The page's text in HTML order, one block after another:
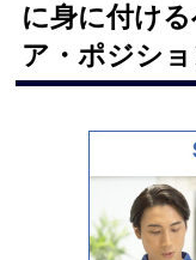
に身に付け
ア・ポジシ